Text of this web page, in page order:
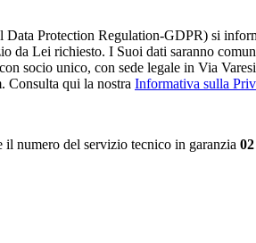
Protection Regulation-GDPR) si
da Lei richiesto. I S​uoi dati saranno
socio unico, con sede legale in Via
Consulta qui la nostra Informativa sulla
il numero del servizio tecnico in garanzia